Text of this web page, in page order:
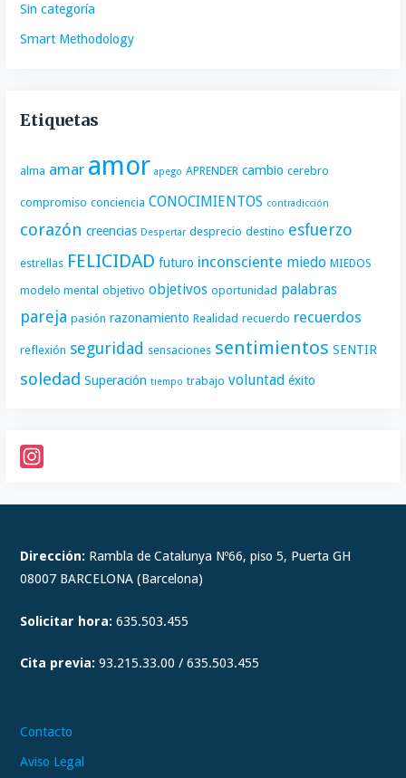
Sin categoría
Smart Methodology
Etiquetas
alma amar amor apego APRENDER cambio cerebro
compromiso conciencia CONOCIMIENTOS contradicción
corazón creencias Despertar desprecio destino esfuerzo
estrellas FELICIDAD futuro inconsciente miedo MIEDOS
modelo mental objetivo objetivos oportunidad palabras
pareja pasión razonamiento Realidad recuerdo recuerdos
reflexión seguridad sensaciones sentimientos SENTIR
soledad Superación tiempo trabajo voluntad éxito
n
t
a
r
m
Dirección: Rambla de Catalunya Nº66, piso 5, Puerta GH
08007 BARCELONA (Barcelona)
Solicitar hora: 635.503.455
Cita previa: 93.215.33.00 / 635.503.455
Contacto
Aviso Legal